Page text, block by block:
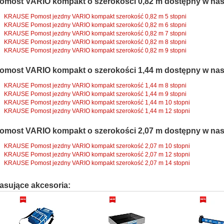
KRAUSE Pomost jezdny VARIO kompakt szerokość 0,82 m 5 stopni
KRAUSE Pomost jezdny VARIO kompakt szerokość 0,82 m 6 stopni
KRAUSE Pomost jezdny VARIO kompakt szerokość 0,82 m 7 stopni
KRAUSE Pomost jezdny VARIO kompakt szerokość 0,82 m 8 stopni
KRAUSE Pomost jezdny VARIO kompakt szerokość 0,82 m 9 stopni
VARIO kompakt o szerokości 1,44 m dostępny w
KRAUSE Pomost jezdny VARIO kompakt szerokość 1,44 m 8 stopni
KRAUSE Pomost jezdny VARIO kompakt szerokość 1,44 m 9 stopni
KRAUSE Pomost jezdny VARIO kompakt szerokość 1,44 m 10 stopni
KRAUSE Pomost jezdny VARIO kompakt szerokość 1,44 m 12 stopni
VARIO kompakt o szerokości 2,07 m dostępny w
KRAUSE Pomost jezdny VARIO kompakt szerokość 2,07 m 10 stopni
KRAUSE Pomost jezdny VARIO kompakt szerokość 2,07 m 12 stopni
KRAUSE Pomost jezdny VARIO kompakt szerokość 2,07 m 14 stopni
akcesoria: